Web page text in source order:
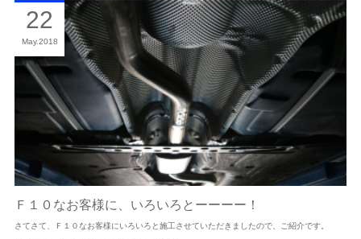
Ｆ１０なお客様に、いろいろとーーーー！
さてさて、Ｆ１０なお客様にいろいろと施工させていただきましたので、ご紹介です。
22
May 2018